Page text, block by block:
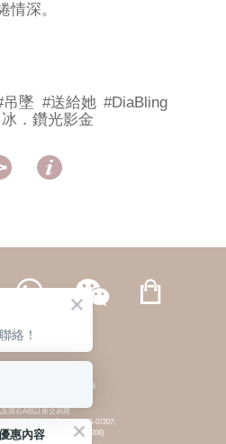
情深。
吊墜 #送給她 #DiaBling
．鑽光影金

簡体
所有 不得轉載 私隱政策
寶石A類註冊交易商
限公司-註冊號碼:A-B-24-05-07207;
司-註冊號碼:A-B-24-05-07206)
惠內容
絡！